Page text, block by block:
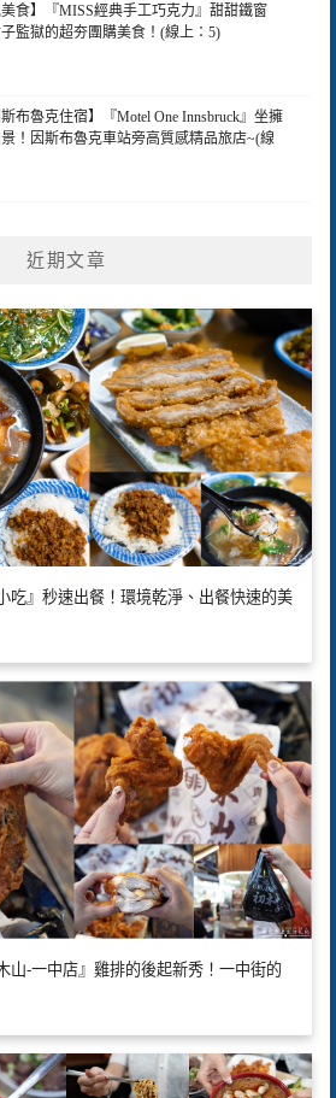
美食】『MISS經典手工巧克力』甜甜鐵窗
監獄的超夯團購美食！(線上：5)
斯布魯克住宿】『Motel One Innsbruck』坐擁
！因斯布魯克車站旁高質感精品旅店~(線
近期文章
吃』秒速出餐！環境乾淨、出餐快速的美
山-一中店』雞排的後起新秀！一中街的